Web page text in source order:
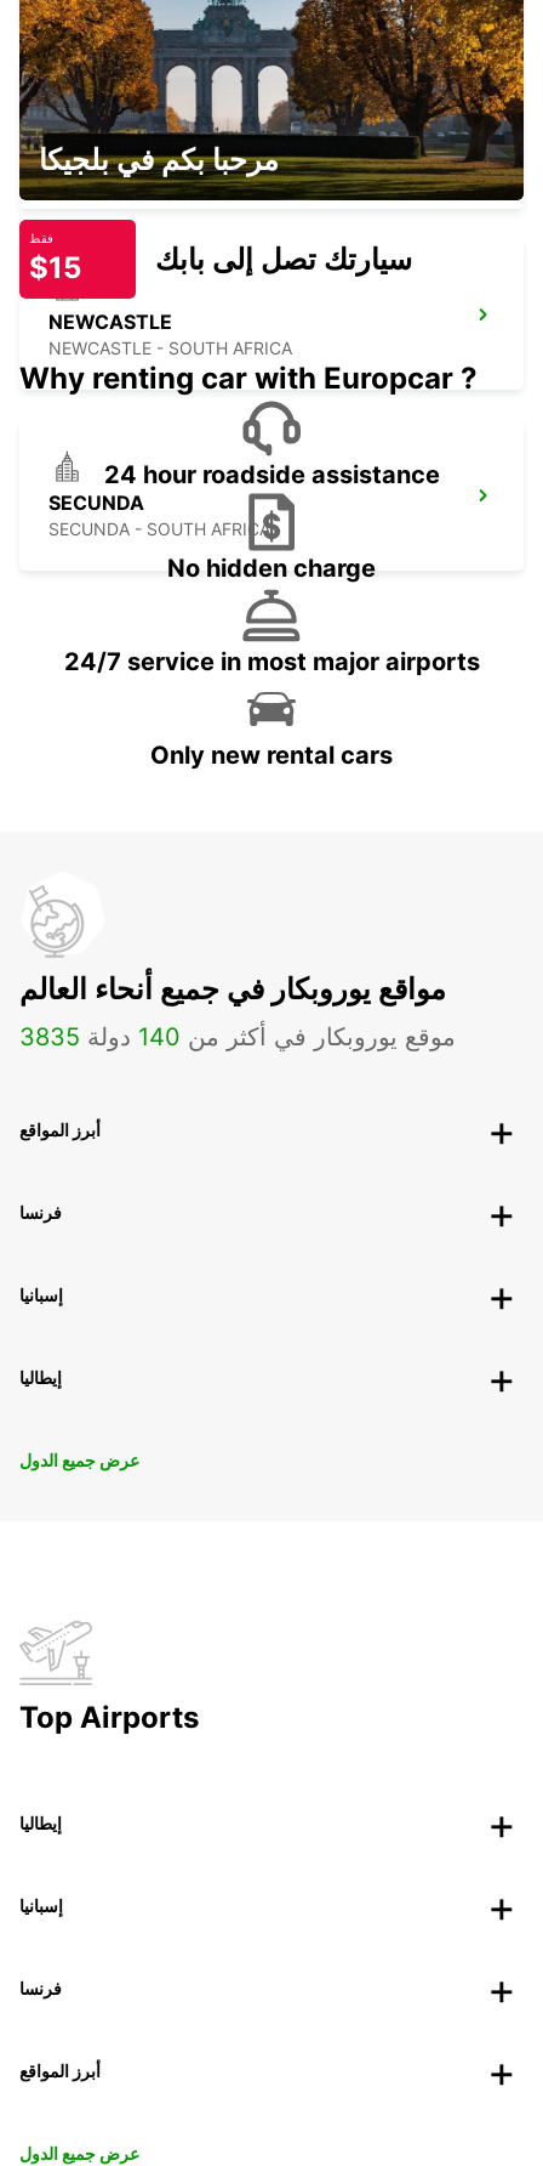
SKUKUZA AIRPORT
SKUKUZA - SOUTH AFRICA
NEWCASTLE
NEWCASTLE - SOUTH AFRICA
SECUNDA
SECUNDA - SOUTH AFRICA
مرحبا بكم في بلجيكا
فقط
$15 سيارتك تصل إلى بابك
Why renting car with Europcar ?
24 hour roadside assistance
No hidden charge
24/7 service in most major airports
Only new rental cars
مواقع يوروبكار في جميع أنحاء العالم
3835 موقع يوروبكار في أكثر من 140 دولة
أبرز المواقع
فرنسا
إسبانيا
إيطاليا
عرض جميع الدول
Top Airports
إيطاليا
إسبانيا
فرنسا
أبرز المواقع
عرض جميع الدول